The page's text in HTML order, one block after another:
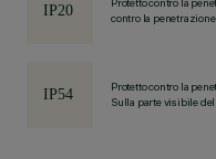
contro la
Protetto contro la
Sulla parte visibile